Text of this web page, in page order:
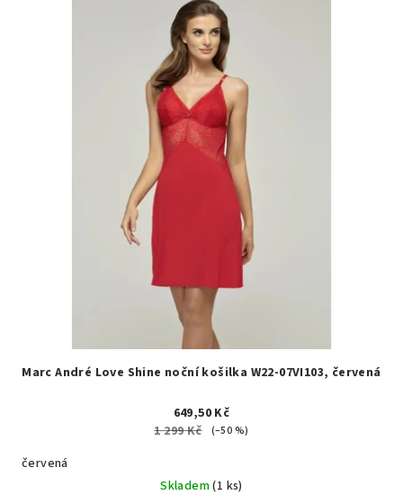
Marc André Love Shine noční košilka W22-07VI103, červená
649,50 Kč
1 299 Kč
(–50 %)
červená
Skladem(1 ks)